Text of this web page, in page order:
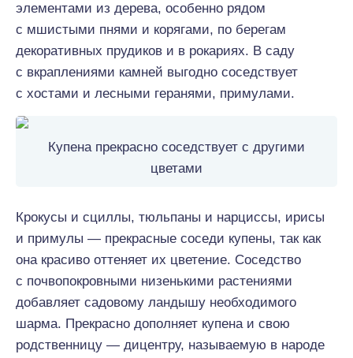
элементами из дерева, особенно рядом
с мшистыми пнями и корягами, по берегам
декоративных прудиков и в рокариях. В саду
с вкраплениями камней выгодно соседствует
с хостами и лесными геранями, примулами.
Купена прекрасно соседствует с другими
цветами
Крокусы и сциллы, тюльпаны и нарциссы, ирисы
и примулы — прекрасные соседи купены, так как
она красиво оттеняет их цветение. Соседство
с почвопокровными низенькими растениями
добавляет садовому ландышу необходимого
шарма. Прекрасно дополняет купена и свою
родственницу — дицентру, называемую в народе